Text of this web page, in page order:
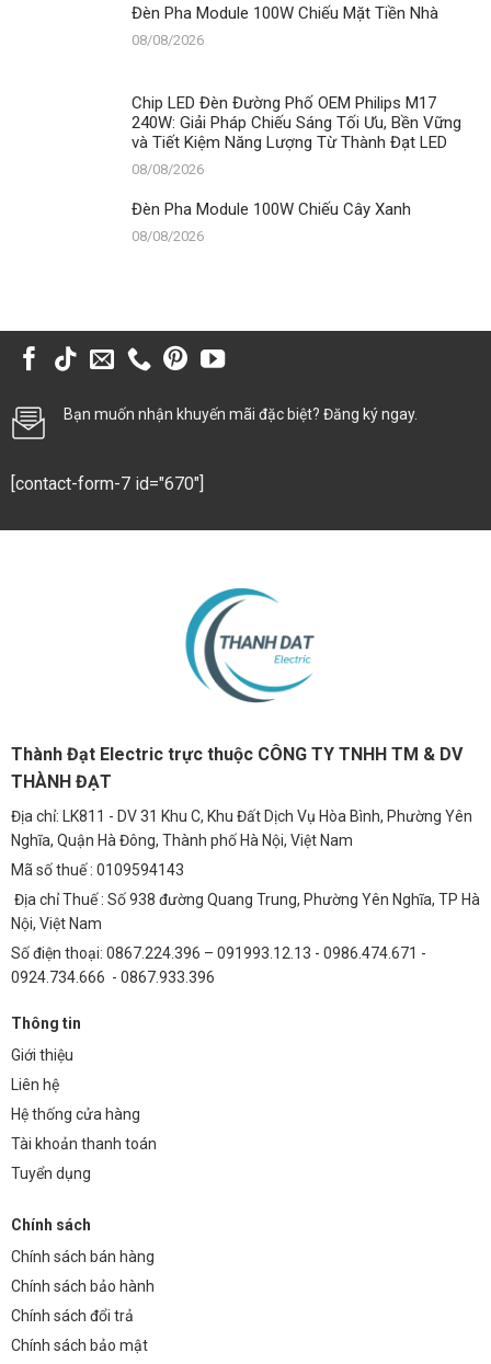
Đèn Pha Module 100W Chiếu Mặt Tiền Nhà
08/08/2026
Chip LED Đèn Đường Phố OEM Philips M17
240W: Giải Pháp Chiếu Sáng Tối Ưu, Bền Vững
và Tiết Kiệm Năng Lượng Từ Thành Đạt LED
08/08/2026
Đèn Pha Module 100W Chiếu Cây Xanh
08/08/2026
Bạn muốn nhận khuyến mãi đặc biệt? Đăng ký ngay.
[contact-form-7 id="670"]
Thành Đạt Electric trực thuộc CÔNG TY TNHH TM & DV
THÀNH ĐẠT
Địa chỉ: LK811 - DV 31 Khu C, Khu Đất Dịch Vụ Hòa Bình, Phường Yên
Nghĩa, Quận Hà Đông, Thành phố Hà Nội, Việt Nam
Mã số thuế : 0109594143
Địa chỉ Thuế : Số 938 đường Quang Trung, Phường Yên Nghĩa, TP Hà
Nội, Việt Nam
Số điện thoại: 0867.224.396 – 091993.12.13 - 0986.474.671 -
0924.734.666 - 0867.933.396
Thông tin
Giới thiệu
Liên hệ
Hệ thống cửa hàng
Tài khoản thanh toán
Tuyển dụng
Chính sách
Chính sách bán hàng
Chính sách bảo hành
Chính sách đổi trả
Chính sách bảo mật